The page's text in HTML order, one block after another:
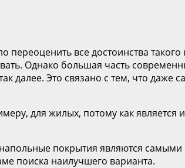
переоценить все достоинства
Однако большая часть
далее. Это связано с тем, что даже
для жилых, потому как является
покрытия являются
поиска наилучшего варианта.